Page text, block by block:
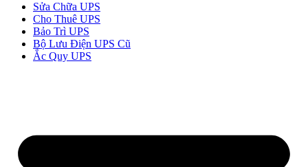
Sửa Chữa UPS
Cho Thuê UPS
Bảo Trì UPS
Bộ Lưu Điện UPS Cũ
Ắc Quy UPS